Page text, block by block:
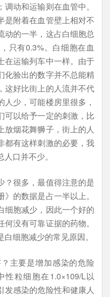
动和运输则在血管中。
是附着在血管壁上相对不
动的一半，这占白细胞总
只有0.3%。白细胞在血
在运输列车中一样。由于
化验出的数字并不总能精
这好比街上的人流并不代
少，可能楼房里很多，
可以给予一定的刺激，比
放烟花舞狮子，街上的人
都有这样刺激的必要，我
口并不少。
？很多，最值得注意的是
的数据是占一半以上。
细胞减少，因此一个好的
没有可靠证据的药物。
细胞减少的常见原因。
主要是增加感染的危险
粒细胞在1.0×109/L以
发感染的危险性和健康人